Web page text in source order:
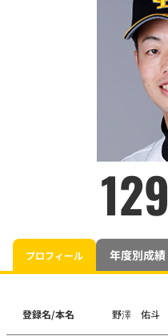
129
プロフィール 年度別成績
登録名/本名 野澤 佑斗